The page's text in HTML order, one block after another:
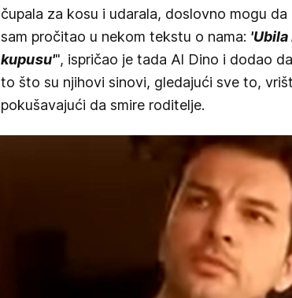
čupala za kosu i udarala, doslovno mogu
sam pročitao u nekom tekstu o nama: 'Ubila
kupusu'", ispričao je tada Al Dino i dodao
to što su njihovi sinovi, gledajući sve to,
pokušavajući da smire roditelje.